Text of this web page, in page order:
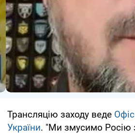
Трансляцію заходу веде
України. "Ми змусимо Росію